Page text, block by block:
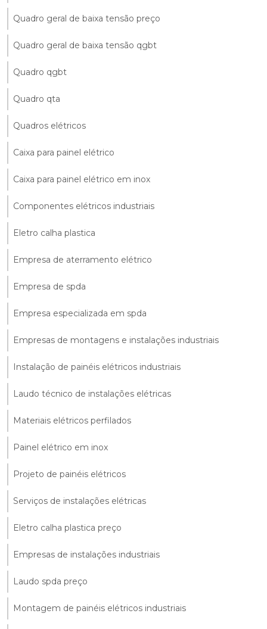
Quadro geral de baixa tensão preço
Quadro geral de baixa tensão qgbt
Quadro qgbt
Quadro qta
Quadros elétricos
Caixa para painel elétrico
Caixa para painel elétrico em inox
Componentes elétricos industriais
Eletro calha plastica
Empresa de aterramento elétrico
Empresa de spda
Empresa especializada em spda
Empresas de montagens e instalações industriais
Instalação de painéis elétricos industriais
Laudo técnico de instalações elétricas
Materiais elétricos perfilados
Painel elétrico em inox
Projeto de painéis elétricos
Serviços de instalações elétricas
Eletro calha plastica preço
Empresas de instalações industriais
Laudo spda preço
Montagem de painéis elétricos industriais